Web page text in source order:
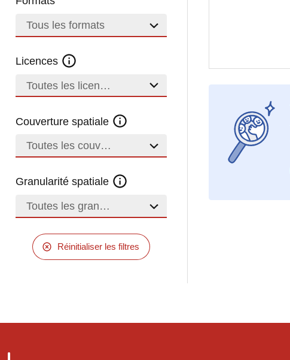
Tous les formats
Licences
Toutes les licences
Couverture spatiale
Toutes les couvertures
Granularité spatiale
Toutes les granularités
Réinitialiser les filtres